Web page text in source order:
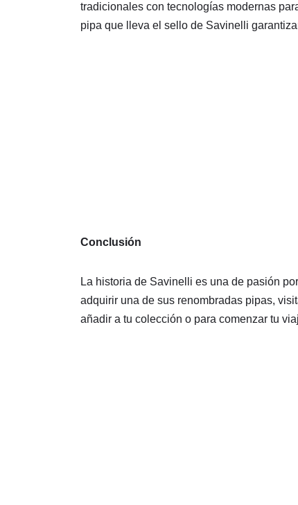
tradicionales con tecnologías modernas
pipa que lleva el sello de Savinelli
Conclusión
La historia de Savinelli es una de pasión
adquirir una de sus renombradas pipas,
añadir a tu colección o para comenzar tu